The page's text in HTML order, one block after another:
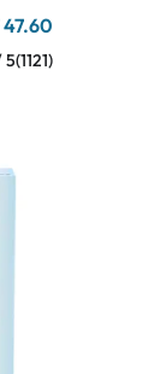
47.60
5(1121)